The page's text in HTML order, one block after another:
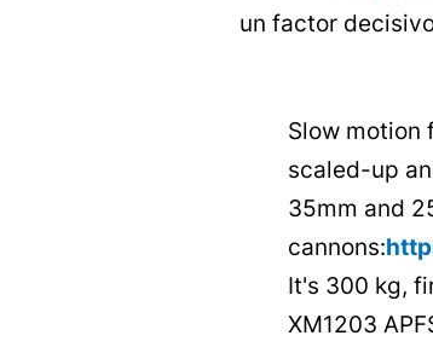
un factor
Slow motion
scaled-up
35mm and
cannons:
It's 300 kg,
XM1203